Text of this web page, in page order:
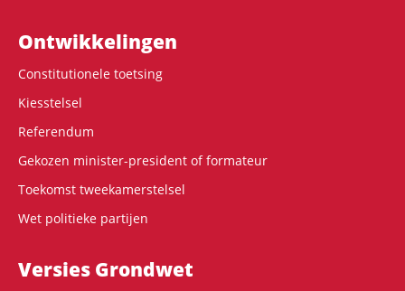
Ontwikke­lingen
Constitutionele toetsing
Kiesstelsel
Referendum
Gekozen minister-president of formateur
Toekomst tweekamerstelsel
Wet politieke partijen
Versies Grondwet